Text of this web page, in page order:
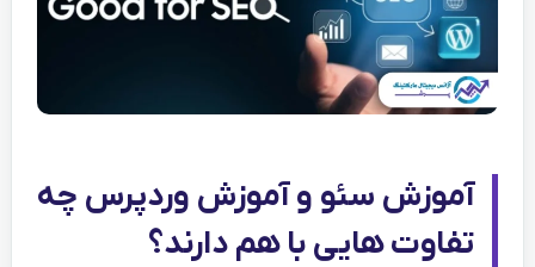
آموزش سئو و آموزش وردپرس چه
تفاوت هایی با هم دارند؟